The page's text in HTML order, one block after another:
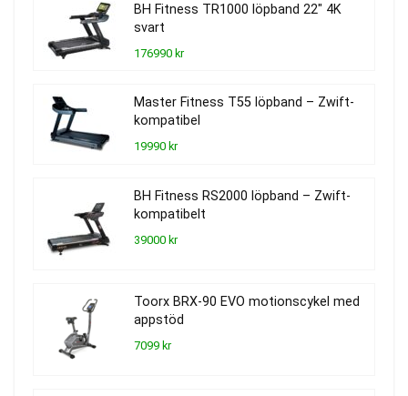
BH Fitness TR1000 löpband 22″ 4K
svart
176990 kr
Master Fitness T55 löpband – Zwift-
kompatibel
19990 kr
BH Fitness RS2000 löpband – Zwift-
kompatibelt
39000 kr
Toorx BRX-90 EVO motionscykel med
appstöd
7099 kr